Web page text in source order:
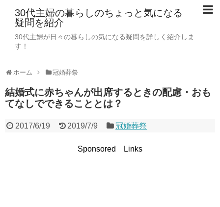
30代主婦の暮らしのちょっと気になる
疑問を紹介
30代主婦が日々の暮らしの気になる疑問を詳しく紹介しま
す！
ホーム 冠婚葬祭
結婚式に赤ちゃんが出席するときの配慮・おも
てなしでできることとは？
2017/6/19 2019/7/9 冠婚葬祭
Sponsored Links